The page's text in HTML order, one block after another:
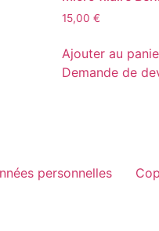
15,00 €
Ajouter au
Demande de
personnelles